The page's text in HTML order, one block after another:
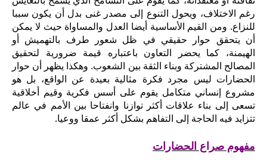
رغم الاختلاف، ويحول التنوع إلى مصدر غنى بدل أن يكون سببا
للنزاع. ومن القيم الأساسية أيضا العدل والمساواة حيث لا يمكن
أن يتحقق حوار حقيقي في ظل شعور طرف بالتهميش أو
الهيمنة، كما يحضر التعاون باعتباره قيمة ضرورية لتحقيق
المصالح المشتركة وبناء الثقة بين الشعوب. وهكذا يظهر أن حوار
الحضارات ليس مجرد فكرة مثالية بعيدة عن الواقع، بل هو
مشروع إنساني متكامل يقوم على أسس فكرية وقيم أخلاقية
تسعى إلى بناء علاقات أكثر توازنا وانفتاحا بين الأمم في عالم
تتزايد فيه الحاجة إلى التفاهم بشكل أكثر عمقا ووعيا.
مفهوم صراع الحضارات